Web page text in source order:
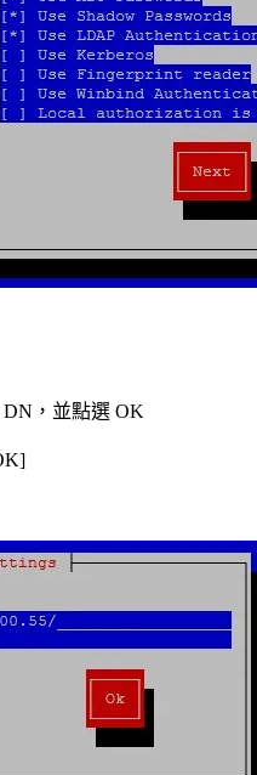
DN，並點選 OK